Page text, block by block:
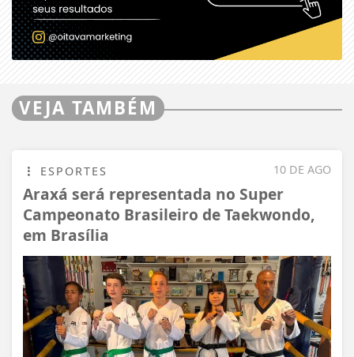
VEJA TAMBÉM
10 DE AGO
ESPORTES
Araxá será representada no Super
Campeonato Brasileiro de Taekwondo,
em Brasília